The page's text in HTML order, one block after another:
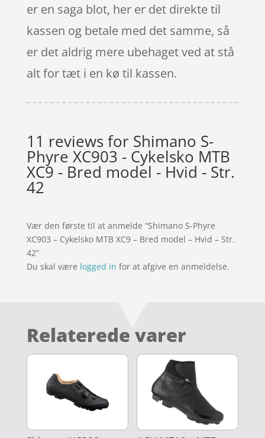
er en saga blot, her er det direkte til
kassen og betale med det samme, så
er det aldrig mere ubehaget ved at stå
alt for tæt i en kø til kassen.
11 reviews for Shimano S-
Phyre XC903 - Cykelsko MTB
XC9 - Bred model - Hvid - Str.
42
Vær den første til at anmelde “Shimano S-Phyre
XC903 – Cykelsko MTB XC9 – Bred model – Hvid – Str.
42”
Du skal være logged in for at afgive en anmeldelse.
Relaterede varer